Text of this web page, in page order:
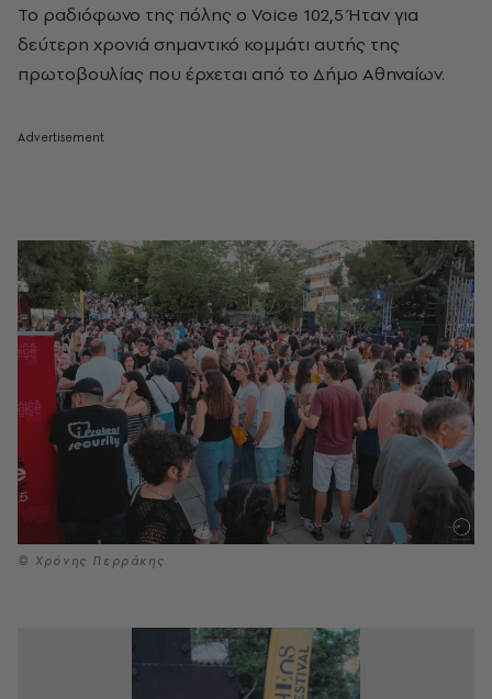
Το ραδιόφωνο της πόλης ο Voice 102,5 Ήταν για
δεύτερη χρονιά σημαντικό κομμάτι αυτής της
πρωτοβουλίας που έρχεται από το Δήμο Αθηναίων.
© Χρόνης Περράκης